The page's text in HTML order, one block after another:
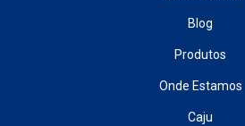
Blog
Produtos
Onde Estamos
Caju